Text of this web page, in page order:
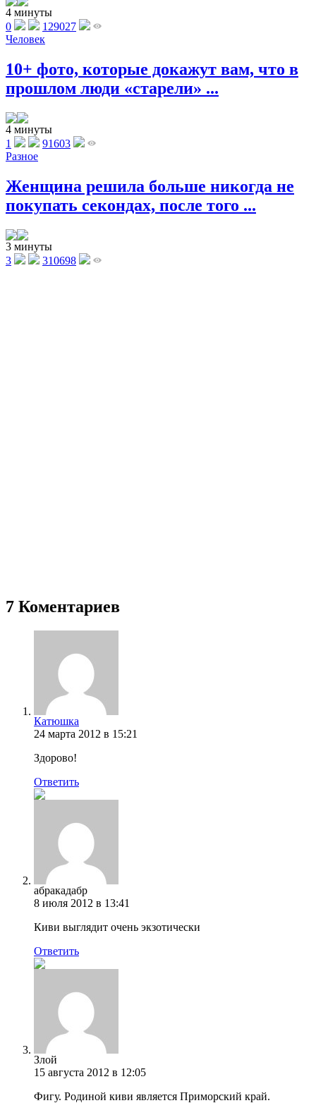
4 минуты
0
129027
Человек
10+ фото, которые докажут вам, что в
прошлом люди «старели» ...
4 минуты
1
91603
Разное
Женщина решила больше никогда не
покупать секондах, после того ...
3 минуты
3
310698
7 Коментариев
Катюшка
24 марта 2012 в 15:21
Здорово!
Ответить
абракадабр
8 июля 2012 в 13:41
Киви выглядит очень экзотически
Ответить
Злой
15 августа 2012 в 12:05
Фигу. Родиной киви является Приморский край.